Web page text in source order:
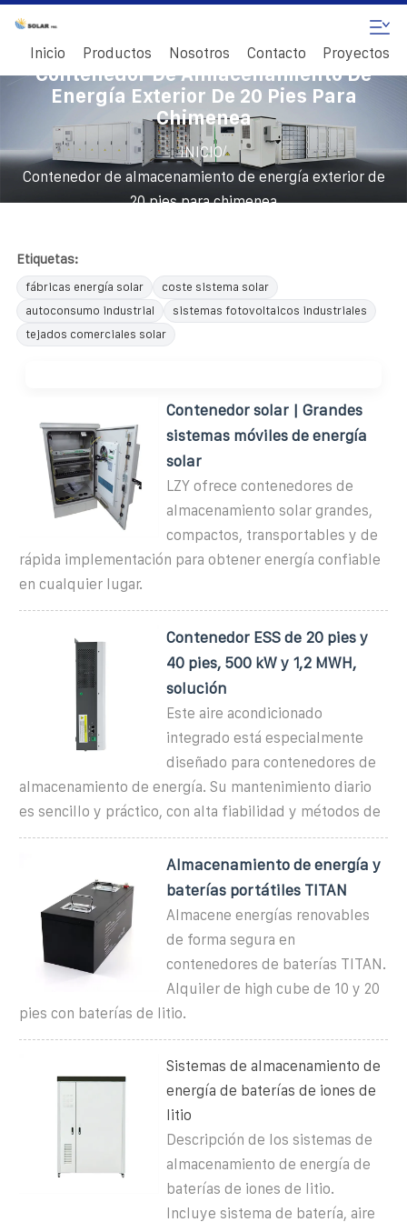
Inicio Productos Nosotros Contacto Proyectos
Contenedor De Almacenamiento De
Energía Exterior De 20 Pies Para
Chimenea
INICIO/
Contenedor de almacenamiento de energía exterior de
20 pies para chimenea
Etiquetas:
fábricas energía solar
coste sistema solar
autoconsumo industrial
sistemas fotovoltaicos industriales
tejados comerciales solar
Contenedor solar | Grandes
sistemas móviles de energía
solar
LZY ofrece contenedores de
almacenamiento solar grandes,
compactos, transportables y de
rápida implementación para obtener energía confiable
en cualquier lugar.
Contenedor ESS de 20 pies y
40 pies, 500 kW y 1,2 MWH,
solución
Este aire acondicionado
integrado está especialmente
diseñado para contenedores de
almacenamiento de energía. Su mantenimiento diario
es sencillo y práctico, con alta fiabilidad y métodos de
Almacenamiento de energía y
baterías portátiles TITAN
Almacene energías renovables
de forma segura en
contenedores de baterías TITAN.
Alquiler de high cube de 10 y 20
pies con baterías de litio.
Sistemas de almacenamiento de
energía de baterías de iones de
litio
Descripción de los sistemas de
almacenamiento de energía de
baterías de iones de litio.
Incluye sistema de batería, aire